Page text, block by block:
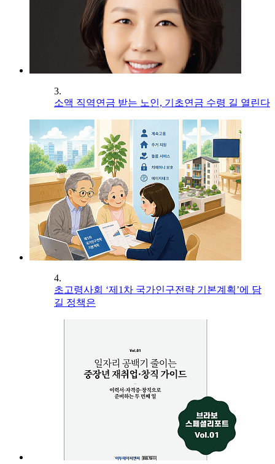
3.
소액 직역연금 받는 노인, 기초연금 수령 길 열린다
4.
초고령사회 ‘제1차 국가인구전략 기본계획’에 담
길 정책은